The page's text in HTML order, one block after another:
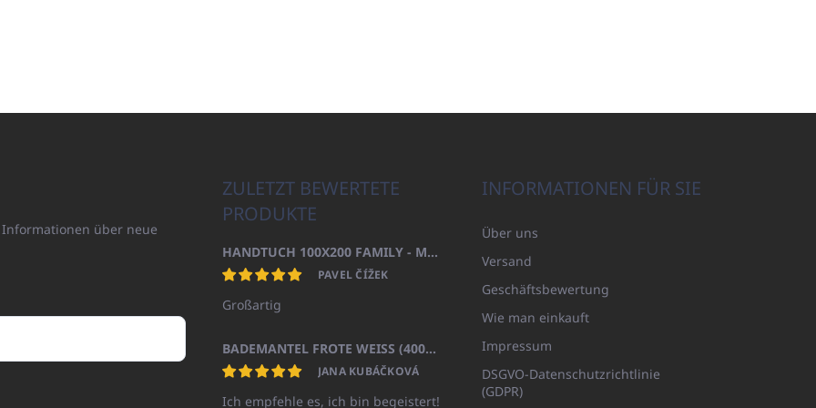
über neue
ZULETZT BEWERTETE
PRODUKTE
HANDTUCH 100X200 FAMILY - MARINEBLAU (480GR)
PAVEL ČÍŽEK
Großartig
BADEMANTEL FROTE WEISS (400GR)
JANA KUBÁČKOVÁ
Ich empfehle es, ich bin begeistert!
INFORMATIONEN FÜR SIE
Über uns
Versand
Geschäftsbewertung
Wie man einkauft
Impressum
DSGVO-Datenschutzrichtlinie
(GDPR)